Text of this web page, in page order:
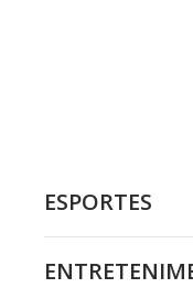
ESPORTES